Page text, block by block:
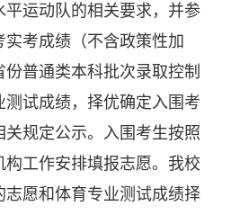
平运动队的相关要求，并参
考成绩（不含政策性加
普通类本科批次录取控制
试成绩，择优确定入围考
规定公示。入围考生按照
工作安排填报志愿。我校
愿和体育专业测试成绩择